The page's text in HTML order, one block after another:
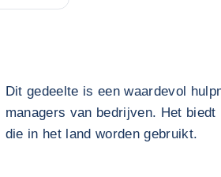
Dit gedeelte is een waardevol
managers van bedrijven. Het
die in het land worden gebruikt.